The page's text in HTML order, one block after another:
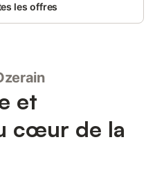
les offres
et
cœur de la